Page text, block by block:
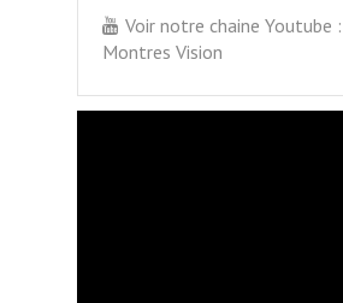
Voir notre chaine Youtube
Montres Vision